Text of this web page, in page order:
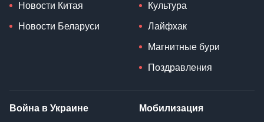
Новости Китая
Новости Беларуси
Культура
Лайфхак
Магнитные бури
Поздравления
Война в Украине Мобилизация